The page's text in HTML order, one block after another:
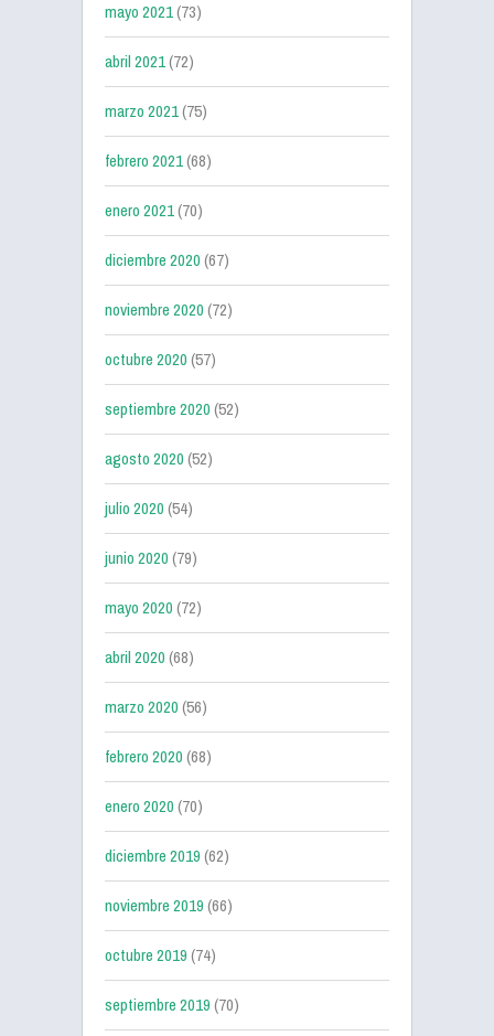
mayo 2021(73)
abril 2021(72)
marzo 2021(75)
febrero 2021(68)
enero 2021(70)
diciembre 2020(67)
noviembre 2020(72)
octubre 2020(57)
septiembre 2020(52)
agosto 2020(52)
julio 2020(54)
junio 2020(79)
mayo 2020(72)
abril 2020(68)
marzo 2020(56)
febrero 2020(68)
enero 2020(70)
diciembre 2019(62)
noviembre 2019(66)
octubre 2019(74)
septiembre 2019(70)